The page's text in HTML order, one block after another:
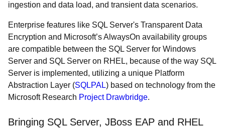
ingestion and data load, and transient data scenarios.
Enterprise features like SQL Server's Transparent Data
Encryption and Microsoft’s AlwaysOn availability groups
are compatible between the SQL Server for Windows
Server and SQL Server on RHEL, because of the way SQL
Server is implemented, utilizing a unique Platform
Abstraction Layer (SQLPAL) based on technology from the
Microsoft Research Project Drawbridge.
Bringing SQL Server, JBoss EAP and RHEL